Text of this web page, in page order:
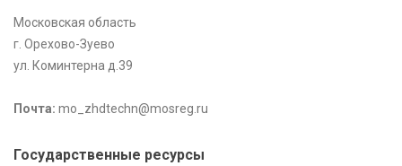
Московская область
г. Орехово-Зуево
ул. Коминтерна д.39
Почта: mo_zhdtechn@mosreg.ru
Государственные ресурсы